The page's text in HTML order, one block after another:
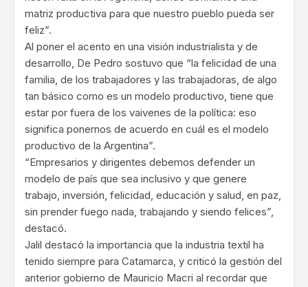
matriz productiva para que nuestro pueblo pueda ser
feliz”.
Al poner el acento en una visión industrialista y de
desarrollo, De Pedro sostuvo que “la felicidad de una
familia, de los trabajadores y las trabajadoras, de algo
tan básico como es un modelo productivo, tiene que
estar por fuera de los vaivenes de la política: eso
significa ponernos de acuerdo en cuál es el modelo
productivo de la Argentina”.
“Empresarios y dirigentes debemos defender un
modelo de país que sea inclusivo y que genere
trabajo, inversión, felicidad, educación y salud, en paz,
sin prender fuego nada, trabajando y siendo felices”,
destacó.
Jalil destacó la importancia que la industria textil ha
tenido siempre para Catamarca, y criticó la gestión del
anterior gobierno de Mauricio Macri al recordar que